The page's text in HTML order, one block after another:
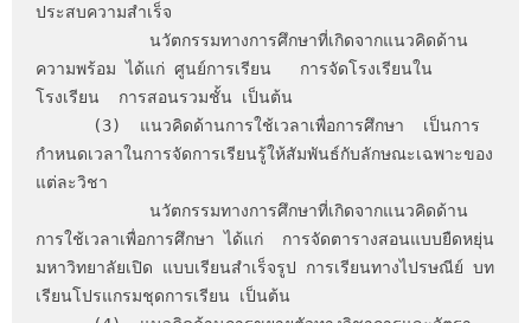
ประสบความสำเร็จ
ความพร้อม ได้แก่ ศูนย์การเรียน   การจัดโรงเรียนใน
โรงเรียน  การสอนรวมชั้น เป็นต้น
กำหนดเวลาในการจัดการเรียนรู้ให้สัมพันธ์กับลักษณะเฉพาะของ
แต่ละวิชา
การใช้เวลาเพื่อการศึกษา ได้แก่  การจัดตารางสอนแบบยืดหยุ่น
มหาวิทยาลัยเปิด แบบเรียนสำเร็จรูป การเรียนทางไปรษณีย์ บท
เรียนโปรแกรมชุดการเรียน เป็นต้น